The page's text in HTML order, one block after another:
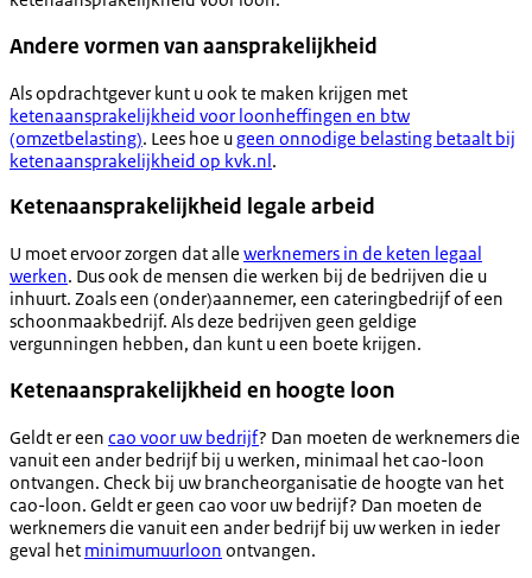
Andere vormen van aansprakelijkheid
Als opdrachtgever kunt u ook te maken krijgen met
ketenaansprakelijkheid voor loonheffingen en btw
(omzetbelasting). Lees hoe ugeen onnodige belasting betaalt bij
ketenaansprakelijkheid op kvk.nl.
Ketenaansprakelijkheid legale arbeid
U moet ervoor zorgen dat alle werknemers in de keten legaal
werken. Dus ook de mensen die werken bij de bedrijven die u
inhuurt. Zoals een (onder)aannemer, een cateringbedrijf of een
schoonmaakbedrijf. Als deze bedrijven geen geldige
vergunningen hebben, dan kunt u een boete krijgen.
Ketenaansprakelijkheid en hoogte loon
Geldt er een cao voor uw bedrijf? Dan moeten de werknemers die
vanuit een ander bedrijf bij u werken, minimaal het cao-loon
ontvangen. Check bij uw brancheorganisatie de hoogte van het
cao-loon. Geldt er geen cao voor uw bedrijf? Dan moeten de
werknemers die vanuit een ander bedrijf bij uw werken in ieder
geval het minimumuurloon ontvangen.